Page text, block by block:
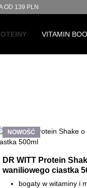
OD 139 PLN
VITAMIN
NOWOŚĆ
DR WITT Protein
waniliowego ciastka
bogaty w witaminy i